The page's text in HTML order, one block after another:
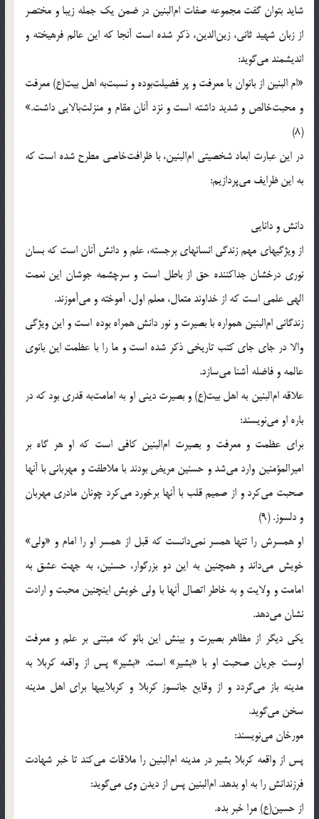
شايد بتوان گفت مجموعه صفات ام‌البنين در ضمن يك جمله زيبا و مختصر
از زبان شهيد ثانى، زين‌الدين، ذكر شده است آنجا كه اين عالم فرهيخته و
انديشمند مى‌گويد:
«ام البنين از بانوان با معرفت و پر فضيلت‌بوده و نسبت‌به اهل بيت(ع) معرفت
و محبت‌خالص و شديد داشته است و نزد آنان مقام و منزلت‌بالايى داشت.»
(8)
در اين عبارت ابعاد شخصيتى ام‌البنين، با ظرافت‌خاصى مطرح شده است كه
به اين ظرايف مى‌پردازيم:
دانش و دانايى
از ويژگيهاى مهم زندگى انسانهاى برجسته، علم و دانش آنان است كه بسان
نورى درخشان جداكننده حق از باطل است و سرچشمه جوشان اين نعمت
الهى علمى است كه از خداوند متعال، معلم اول، آموخته و مى‌آموزند.
زندگانى ام‌البنين همواره با بصيرت و نور دانش همراه بوده است و اين ويژگى
والا در جاى جاى كتب تاريخى ذكر شده است و ما را با عظمت اين بانوى
عالمه و فاضله آشنا مى‌سازد.
علاقه ام‌البنين به اهل بيت(ع) و بصيرت دينى او به امامت‌به قدرى بود كه در
باره او مى‌نويسند:
براى عظمت و معرفت و بصيرت ام‌البنين كافى است كه او هر گاه بر
اميرالمؤمنين وارد مى‌شد و حسنين مريض بودند با ملاطفت و مهربانى با آنها
صحبت مى‌كرد و از صميم قلب با آنها برخورد مى‌كرد چونان مادرى مهربان
و دلسوز. (9)
او همسرش را تنها همسر نمى‌دانست كه قبل از همسر او را امام و «ولى‌»
خويش مى‌داند و همچنين به اين دو بزرگوار، حسنين، به جهت عشق به
امامت و ولايت و به خاطر اتصال آنها با ولى خويش اينچنين محبت و ارادت
نشان مى‌دهد.
يكى ديگر از مظاهر بصيرت و بينش اين بانو كه مبتنى بر علم و معرفت
اوست جريان صحبت او با «بشير» است. «بشير» پس از واقعه كربلا به
مدينه باز مى‌گردد و از وقايع جانسوز كربلا و كربلاييها براى اهل مدينه
سخن مى‌گويد.
مورخان مى‌نويسند:
پس از واقعه كربلا بشير در مدينه ام‌البنين را ملاقات مى‌كند تا خبر شهادت
فرزندانش را به او بدهد. ام‌البنين پس از ديدن وى مى‌گويد:
از حسين(ع) مرا خبر بده.